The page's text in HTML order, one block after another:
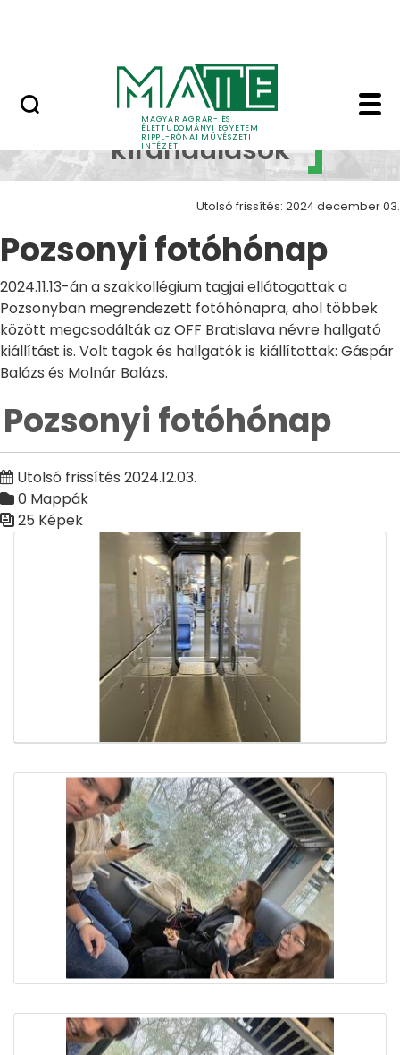
MAGYAR AGRÁR- ÉS
ÉLETTUDOMÁNYI EGYETEM
RIPPL-RÓNAI MŰVÉSZETI
INTÉZET
Pozsonyi fotóhónap
Szakmai
kirándulások
Utolsó frissítés: 2024 december 03.
Pozsonyi fotóhónap
2024.11.13-án a szakkollégium tagjai ellátogattak a
Pozsonyban megrendezett fotóhónapra, ahol többek
között megcsodálták az OFF Bratislava névre hallgató
kiállítást is. Volt tagok és hallgatók is kiállítottak: Gáspár
Balázs és Molnár Balázs.
Pozsonyi fotóhónap
Utolsó frissítés 2024.12.03.
0 Mappák
25 Képek